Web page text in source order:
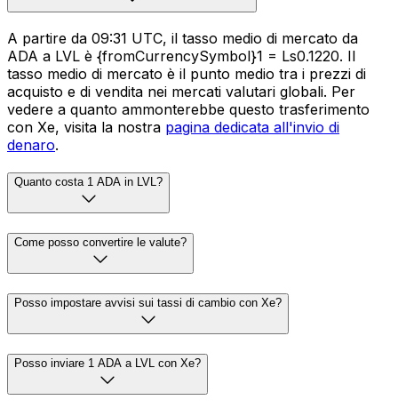
A partire da 09:31 UTC, il tasso medio di mercato da
ADA a LVL è {fromCurrencySymbol}1 = Ls0.1220. Il
tasso medio di mercato è il punto medio tra i prezzi di
acquisto e di vendita nei mercati valutari globali. Per
vedere a quanto ammonterebbe questo trasferimento
con Xe, visita la nostra pagina dedicata all'invio di
denaro.
Quanto costa 1 ADA in LVL?
Come posso convertire le valute?
Posso impostare avvisi sui tassi di cambio con Xe?
Posso inviare 1 ADA a LVL con Xe?